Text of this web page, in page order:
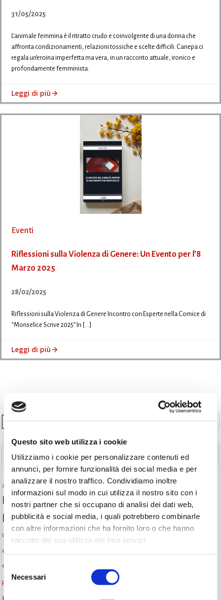
Questo sito web utilizza i cookie
Utilizziamo i cookie per personalizzare contenuti ed
annunci, per fornire funzionalità dei social media e per
analizzare il nostro traffico. Condividiamo inoltre
informazioni sul modo in cui utilizza il nostro sito con i
nostri partner che si occupano di analisi dei dati web,
pubblicità e social media, i quali potrebbero combinarle
con altre informazioni che ha fornito loro o che hanno
raccolto dal suo utilizzo dei loro servizi.
Selezione
delNecessari
31/05/2025
L’animale femmina è il ritratto crudo e coinvolgente di una donna che
affronta condizionamenti, relazioni tossiche e scelte difficili. Canepa ci
regala un’eroina imperfetta ma vera, in un racconto attuale, ironico e
profondamente femminista.
Leggi di più
Eventi
Riflessioni sulla Violenza di Genere: Un Evento per l’8
Marzo 2025
28/02/2025
Riflessioni sulla Violenza di Genere Incontro con Esperte nella Cornice di
“Monselice Scrive 2025” In […]
Leggi di più
Cerca
TAGS
attività per bambini Attività per ragazzi Autore
biblioteca biblioteca di Monselice
biblioteca Monselice Biblioteca San Biagio
biblioteca San Biagio Monselice
eventi biblioteca
eventi in biblioteca
Fiaccole della lettura gruppo di lettura